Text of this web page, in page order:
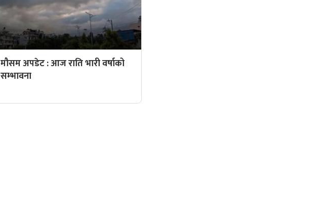
मौसम अपडेट : आज राति भारी वर्षाको
सम्भावना